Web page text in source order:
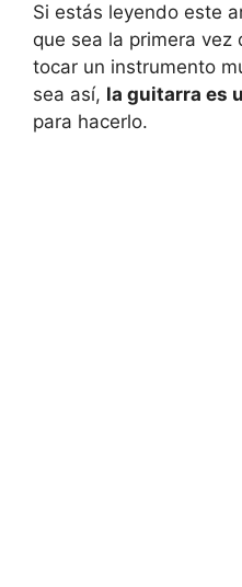
Si estás leyendo este
que sea la primera vez
tocar un instrumento
sea así, la guitarra es
para hacerlo.